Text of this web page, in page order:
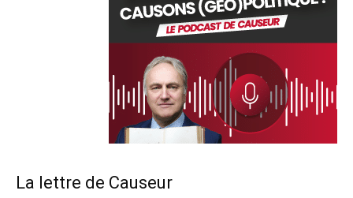
La lettre de Causeur